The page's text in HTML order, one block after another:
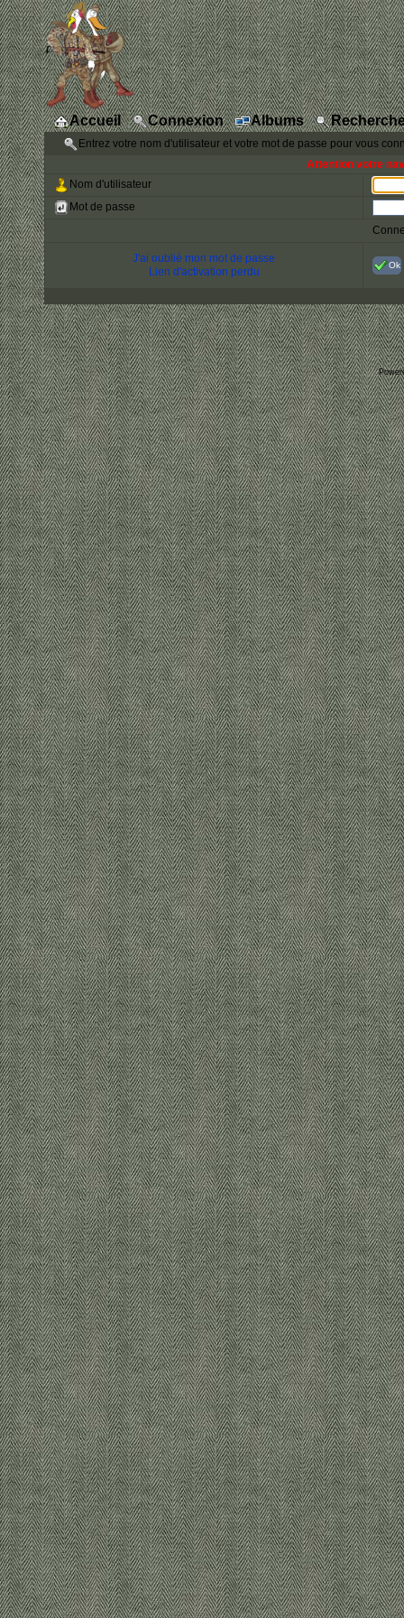
Accueil Connexion Albums
Entrez votre nom d'utilisateur et votre mot de passe pour vous
Attention votre
Nom d'utilisateur
Mot de passe
J'ai oublié mon mot de passe
Lien d'activation perdu
Ok